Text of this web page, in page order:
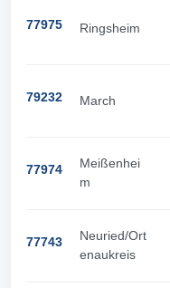
77975 Ringsheim
79232 March
77974
Meißenhei
m
77743
Neuried/Ort
enaukreis